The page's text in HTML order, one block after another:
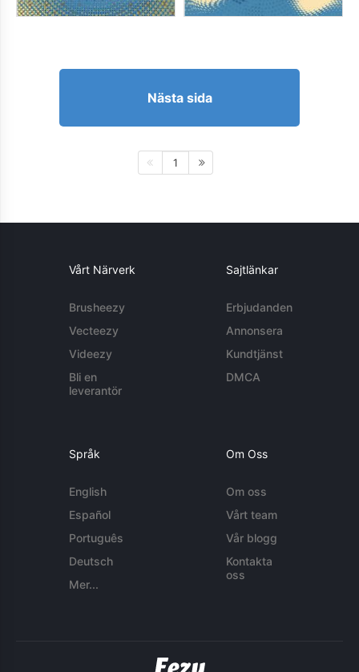
Nästa sida
1
Vårt Närverk
Brusheezy
Vecteezy
Videezy
Bli en
leverantör
Sajtlänkar
Erbjudanden
Annonsera
Kundtjänst
DMCA
Språk
English
Español
Português
Deutsch
Mer...
Om Oss
Om oss
Vårt team
Vår blogg
Kontakta
oss